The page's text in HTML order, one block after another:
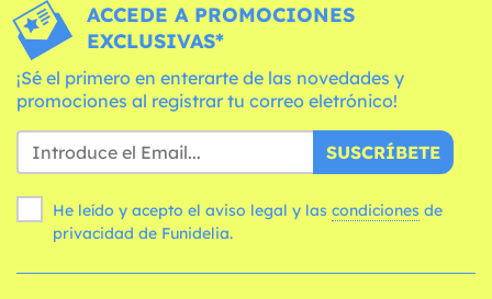
ACCEDE A PROMOCIONES
EXCLUSIVAS*
¡Sé el primero en enterarte de las novedades y
promociones al registrar tu correo eletrónico!
SUSCRÍBETE
He leído y acepto el aviso legal y las condiciones
privacidad de Funidelia.